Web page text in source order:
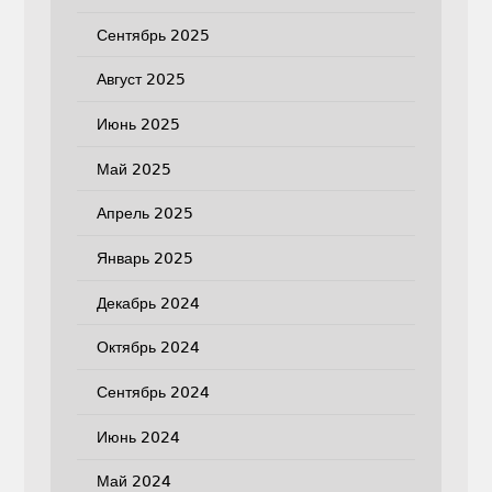
Сентябрь 2025
Август 2025
Июнь 2025
Май 2025
Апрель 2025
Январь 2025
Декабрь 2024
Октябрь 2024
Сентябрь 2024
Июнь 2024
Май 2024